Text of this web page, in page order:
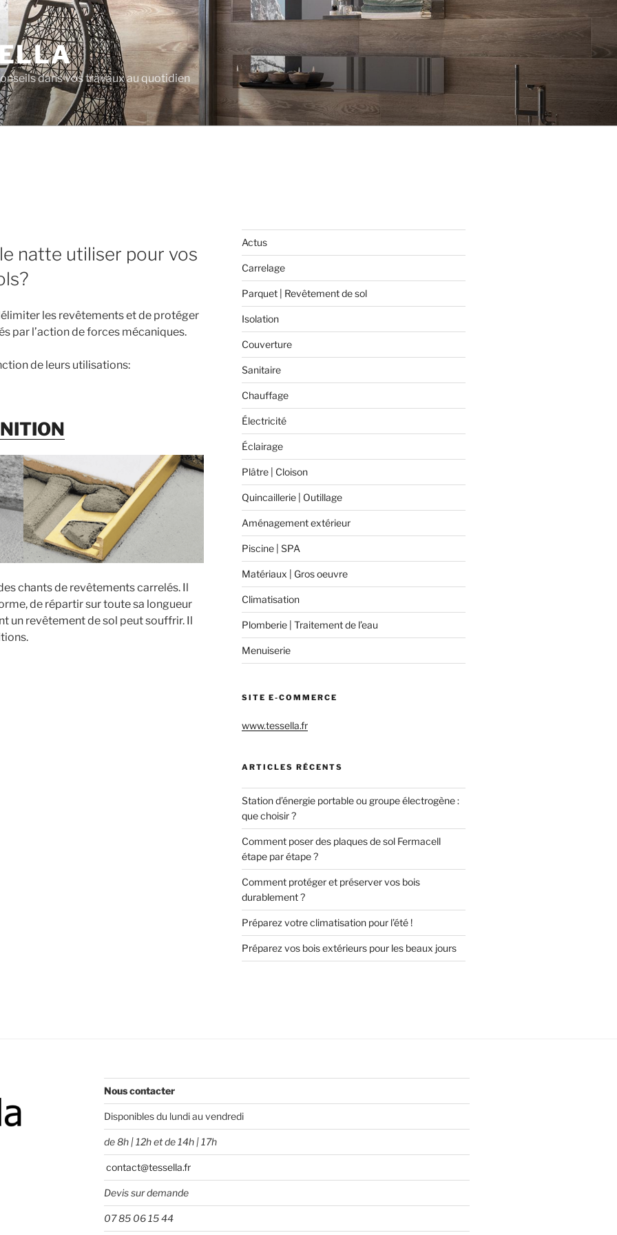
dans vos travaux au quotidien
natte utiliser pour vos
les revêtements et de protéger
par l’action de forces mécaniques.
de leurs utilisations:
chants de revêtements carrelés. Il
de répartir sur toute sa longueur
un revêtement de sol peut souffrir. Il
Actus
Carrelage
Parquet | Revêtement de sol
Isolation
Couverture
Sanitaire
Chauffage
Électricité
Éclairage
Plâtre | Cloison
Quincaillerie | Outillage
Aménagement extérieur
Piscine | SPA
Matériaux | Gros oeuvre
Climatisation
Plomberie | Traitement de l’eau
Menuiserie
SITE E-COMMERCE
www.tessella.fr
ARTICLES RÉCENTS
Station d’énergie portable ou groupe électrogène :
que choisir ?
Comment poser des plaques de sol Fermacell
étape par étape ?
Comment protéger et préserver vos bois
durablement ?
Préparez votre climatisation pour l’été !
Préparez vos bois extérieurs pour les beaux jours
Nous contacter
Disponibles du lundi au vendredi
de 8h | 12h et de 14h | 17h
contact@tessella.fr
Devis sur demande
07 85 06 15 44